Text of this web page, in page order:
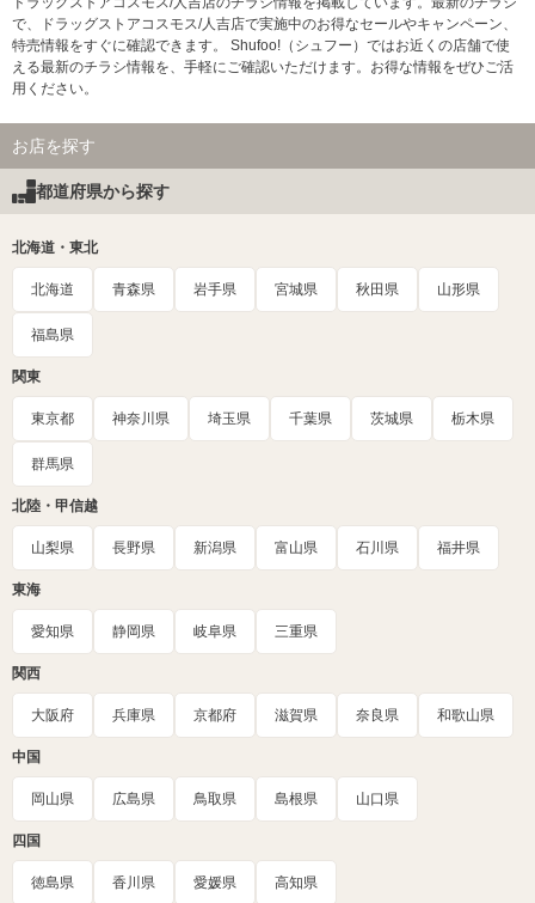
で、ドラッグストアコスモス/人吉店で実施中のお得なセールやキャンペーン、
特売情報をすぐに確認できます。 Shufoo!（シュフー）ではお近くの店舗で使
える最新のチラシ情報を、手軽にご確認いただけます。お得な情報をぜひご活
用ください。
お店を探す
都道府県から探す
北海道・東北
北海道 青森県 岩手県 宮城県 秋田県 山形県
福島県
関東
東京都 神奈川県 埼玉県 千葉県 茨城県 栃木県
群馬県
北陸・甲信越
山梨県 長野県 新潟県 富山県 石川県 福井県
東海
愛知県 静岡県 岐阜県 三重県
関西
大阪府 兵庫県 京都府 滋賀県 奈良県 和歌山県
中国
岡山県 広島県 鳥取県 島根県 山口県
四国
徳島県 香川県 愛媛県 高知県